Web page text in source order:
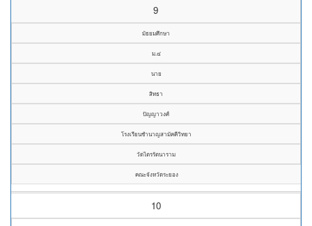
9
มัธยมศึกษา
ม.๔
นาย
สิทธา
ปัญญาวงศ์
โรงเรียนชำนาญสามัคคีวิทยา
วัดไตรรัตนาราม
คณะจังหวัดระยอง
10